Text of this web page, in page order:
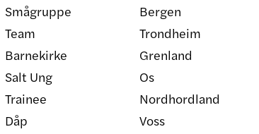
Smågruppe
Team
Barnekirke
Salt Ung
Trainee
Dåp
Bergen
Trondheim
Grenland
Os
Nordhordland
Voss